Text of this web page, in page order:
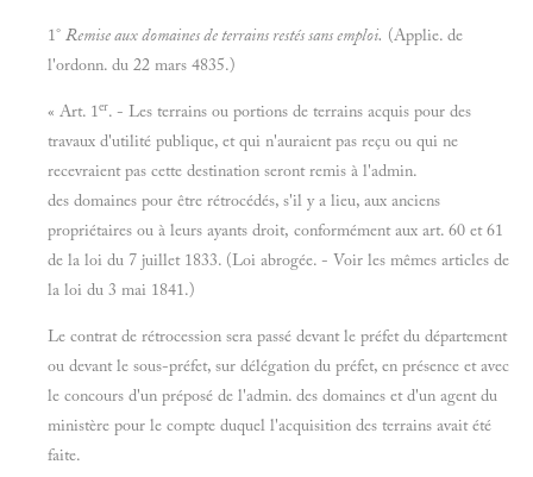
1° Remise aux domaines de terrains restés sans emploi. (Applie. de
l'ordonn. du 22 mars 4835.)
« Art. 1er. - Les terrains ou portions de terrains acquis pour des
travaux d'utilité publique, et qui n'auraient pas reçu ou qui ne
recevraient pas cette destination seront remis à l'admin.
des domaines pour être rétrocédés, s'il y a lieu, aux anciens
propriétaires ou à leurs ayants droit, conformément aux art. 60 et 61
de la loi du 7 juillet 1833. (Loi abrogée. - Voir les mêmes articles de
la loi du 3 mai 1841.)
Le contrat de rétrocession sera passé devant le préfet du département
ou devant le sous-préfet, sur délégation du préfet, en présence et avec
le concours d'un préposé de l'admin. des domaines et d'un agent du
ministère pour le compte duquel l'acquisition des terrains avait été
faite.